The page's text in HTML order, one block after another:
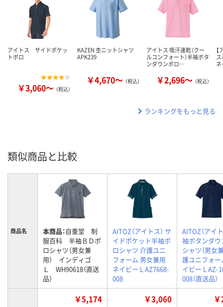
アイトス サイドポケッ
トポロ
￥3,060～ （税込）
KAZEN 杢ニットシャツ
APK239
￥4,670～ （税込）
アイトス 吸汗速乾（クー
ルコンフォート）半袖ボタ
ンダウンポロ…
￥2,696～ （税込）
ランキングをもっと見る
類似商品と比較
商品名 本商品：自重堂 制
服百科 半袖ＢＤポ
ロシャツ（男女兼
用） インディゴ
Ｌ WH90618（直送
品）
AITOZ（アイトス） サ
イドポケット半袖ポ
ロシャツ 介護ユニ
フォーム 男女兼用
ネイビー L AZ7668-
008
AITOZ（アイ
袖ボタンダウ
シャツ（男女
護ユニフォー
イビー L AZ-
008（直送品）
￥5,174 ￥3,060